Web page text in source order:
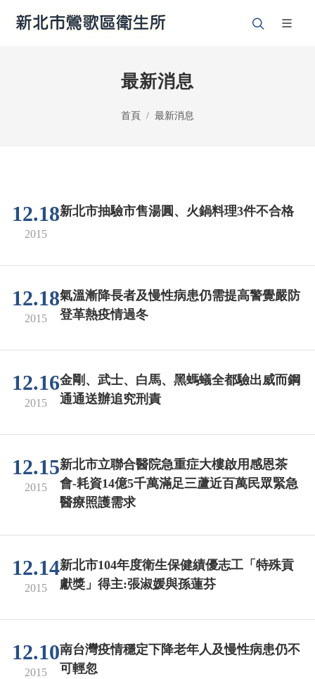
最新消息
首頁 最新消息
12.18
2015
新北市抽驗市售湯圓、火鍋料理3件不合格
12.18
2015
氣溫漸降長者及慢性病患仍需提高警覺嚴防
登革熱疫情過冬
12.16
2015
金剛、武士、白馬、黑螞蟻全都驗出威而鋼
通通送辦追究刑責
12.15
2015
新北市立聯合醫院急重症大樓啟用感恩茶
會-耗資14億5千萬滿足三蘆近百萬民眾緊急
醫療照護需求
12.14
2015
新北市104年度衛生保健績優志工「特殊貢
獻獎」得主:張淑媛與孫蓮芬
12.10
2015
南台灣疫情穩定下降老年人及慢性病患仍不
可輕忽